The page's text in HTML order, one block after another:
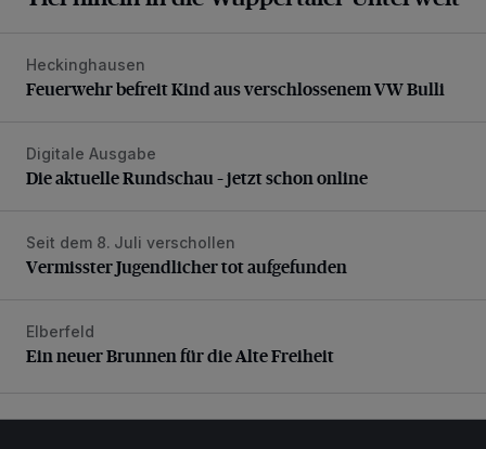
Feuerwehr befreit Kind aus verschlossenem VW Bulli
Heckinghausen
Feuerwehr befreit Kind aus verschlossenem VW Bulli
Die aktuelle Rundschau – jetzt schon online
Digitale Ausgabe
Die aktuelle Rundschau – jetzt schon online
Vermisster Jugendlicher tot aufgefunden
Seit dem 8. Juli verschollen
Vermisster Jugendlicher tot aufgefunden
Ein neuer Brunnen für die Alte Freiheit
Elberfeld
Ein neuer Brunnen für die Alte Freiheit